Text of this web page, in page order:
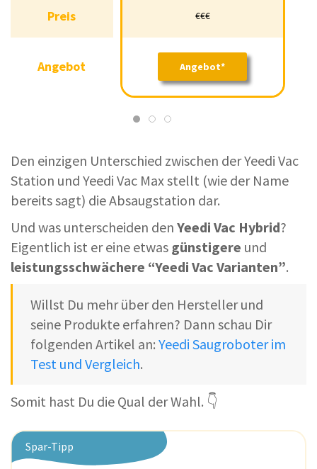
Angebot Angebot*
€€€
Angebot*
Preis
Angebot
Den einzigen Unterschied zwischen der Yeedi Vac
Station und Yeedi Vac Max stellt (wie der Name
bereits sagt) die Absaugstation dar.
Und was unterscheiden den Yeedi Vac Hybrid?
Eigentlich ist er eine etwas günstigere und
leistungsschwächere “Yeedi Vac Varianten”.
Willst Du mehr über den Hersteller und
seine Produkte erfahren? Dann schau Dir
folgenden Artikel an: Yeedi Saugroboter im
Test und Vergleich.
Somit hast Du die Qual der Wahl. 👇
Spar-Tipp